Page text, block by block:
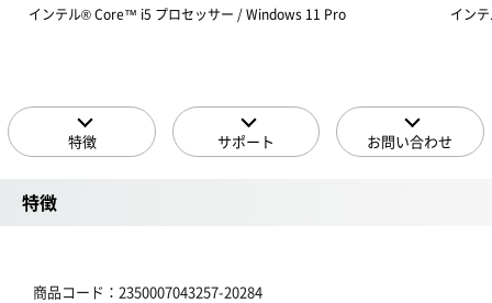
インテル® Core™ i5 プロセッサー / Windows 11 Pro
イン
特徴 サポート お問い合わせ
特徴
商品コード：2350007043257-20284